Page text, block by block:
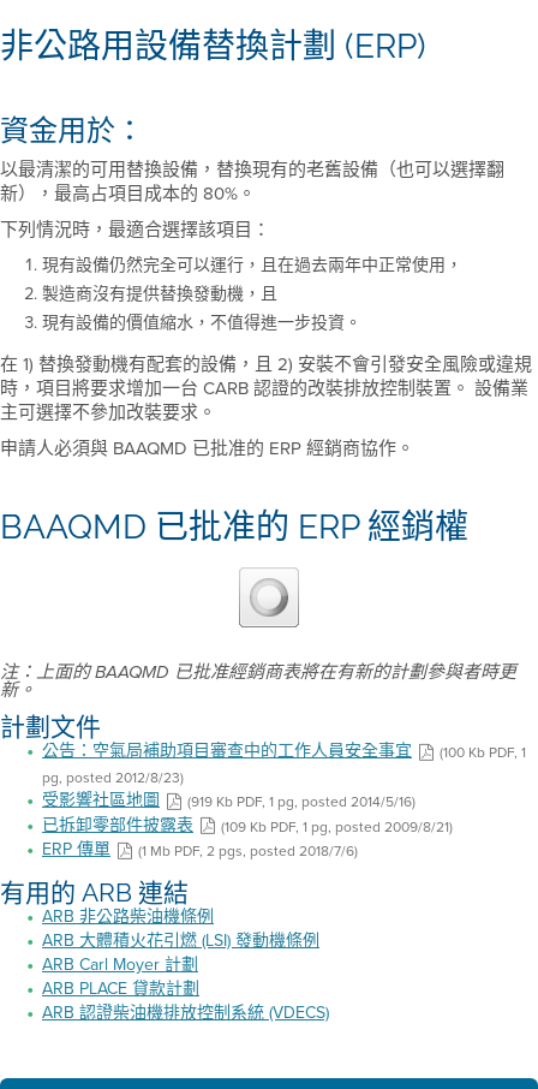
非公路用設備替換計劃 (ERP)
資金用於：
以最清潔的可用替換設備，替換現有的老舊設備（也可以選擇翻
新），最高占項目成本的 80%。
下列情況時，最適合選擇該項目：
現有設備仍然完全可以運行，且在過去兩年中正常使用，
製造商沒有提供替換發動機，且
現有設備的價值縮水，不值得進一步投資。
在 1) 替換發動機有配套的設備，且 2) 安裝不會引發安全風險或違規
時，項目將要求增加一台 CARB 認證的改裝排放控制裝置。 設備業
主可選擇不參加改裝要求。
申請人必須與 BAAQMD 已批准的 ERP 經銷商協作。
BAAQMD 已批准的 ERP 經銷權
注：上面的 BAAQMD 已批准經銷商表將在有新的計劃參與者時更
新。
計劃文件
公告：空氣局補助項目審查中的工作人員安全事宜
(100 Kb PDF, 1
pg, posted 2012/8/23)
受影響社區地圖 (919 Kb PDF, 1 pg, posted 2014/5/16)
已拆卸零部件披露表 (109 Kb PDF, 1 pg, posted 2009/8/21)
ERP 傳單 (1 Mb PDF, 2 pgs, posted 2018/7/6)
有用的 ARB 連結
ARB 非公路柴油機條例
ARB 大體積火花引燃 (LSI) 發動機條例
ARB Carl Moyer 計劃
ARB PLACE 貸款計劃
ARB 認證柴油機排放控制系統 (VDECS)